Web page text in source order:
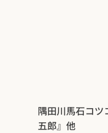
隅田川馬石コツ
五郎』他